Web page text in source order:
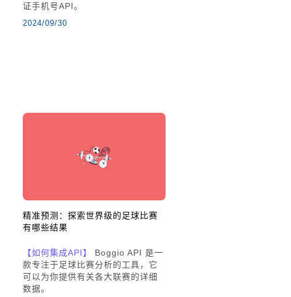
证手机号API。
2024/09/30
精准预测：探索世界级的足球比赛
有哪些结果
【如何集成API】
Boggio API 是一
款专注于足球比赛分析的工具，它
可以为你提供有关各大联赛的详细
数据。